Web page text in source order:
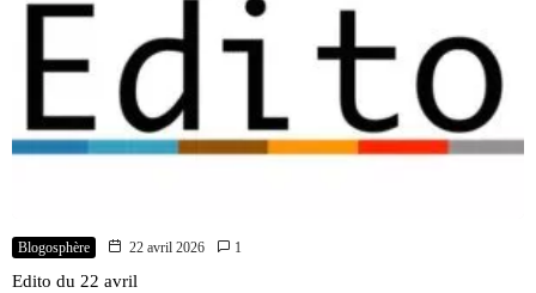
Blogosphère 22 avril 2026 1
Edito du 22 avril